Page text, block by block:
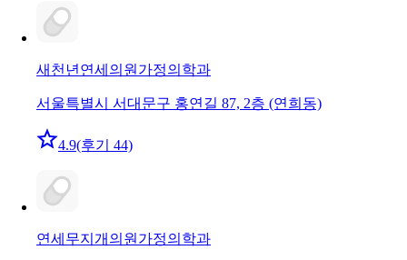
새천년연세의원 가정의학과
서울특별시 서대문구 홍연길 87, 2층 (연희동)
4.9(후기 44)
연세무지개의원 가정의학과